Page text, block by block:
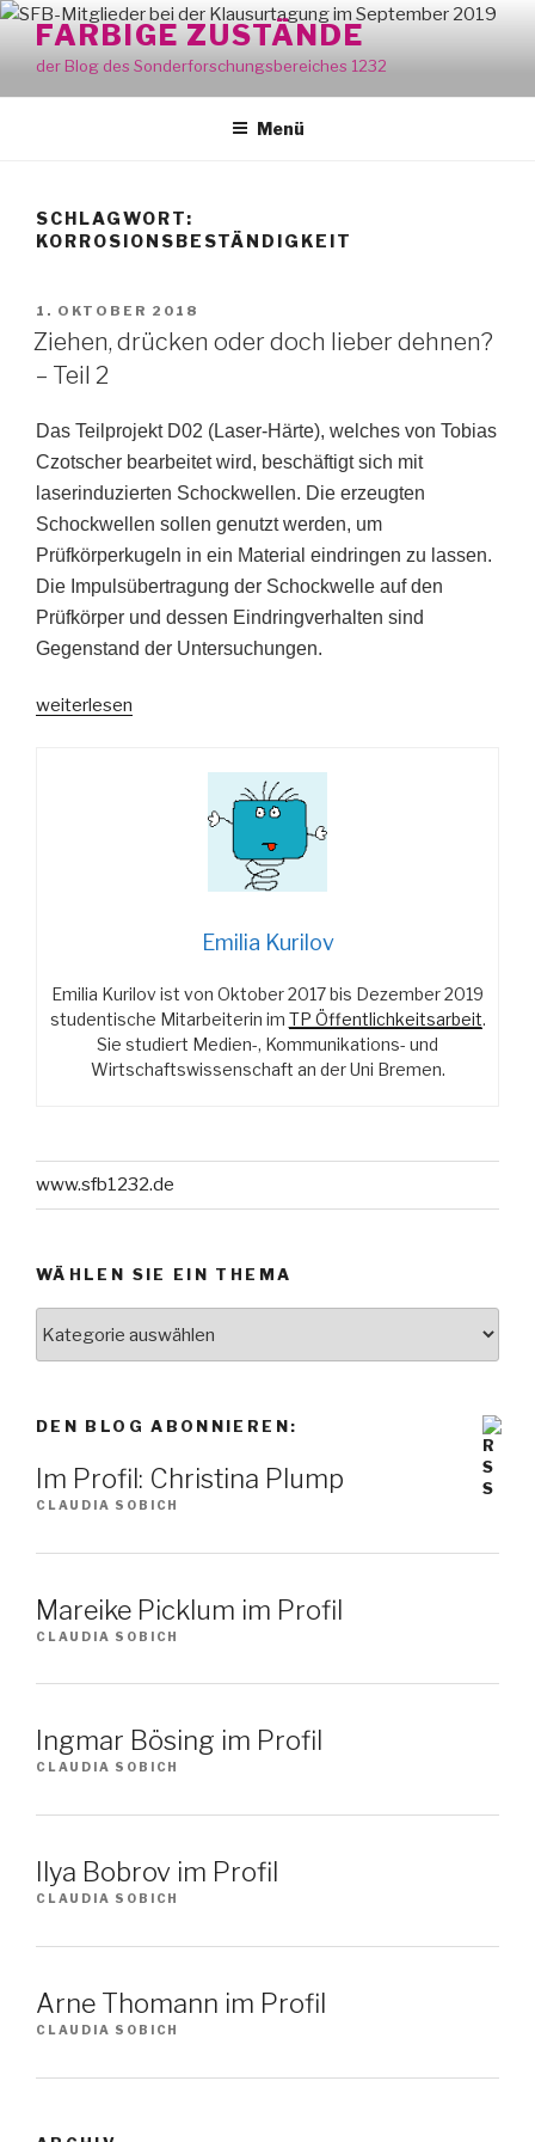
Zum
Inhalt
springen
FARBIGE ZUSTÄNDE
der Blog des Sonderforschungsbereiches 1232
Menü
SCHLAGWORT:
KORROSIONSBESTÄNDIGKEIT
VERÖFFENTLICHT
AM
1. OKTOBER 2018
Ziehen, drücken oder doch lieber dehnen?
– Teil 2
Das Teilprojekt D02 (Laser-Härte), welches von Tobias
Czotscher bearbeitet wird, beschäftigt sich mit
laserinduzierten Schockwellen. Die erzeugten
Schockwellen sollen genutzt werden, um
Prüfkörperkugeln in ein Material eindringen zu lassen.
Die Impulsübertragung der Schockwelle auf den
Prüfkörper und dessen Eindringverhalten sind
Gegenstand der Untersuchungen.
„Ziehen,
weiterlesen
Emilia Kurilov
Emilia Kurilov ist von Oktober 2017 bis Dezember 2019
studentische Mitarbeiterin im TP Öffentlichkeitsarbeit.
Sie studiert Medien-, Kommunikations- und
Wirtschaftswissenschaft an der Uni Bremen.
www.sfb1232.de
WÄHLEN SIE EIN THEMA
DEN BLOG ABONNIEREN:
Im Profil: Christina Plump
CLAUDIA SOBICH
Mareike Picklum im Profil
CLAUDIA SOBICH
Ingmar Bösing im Profil
CLAUDIA SOBICH
Ilya Bobrov im Profil
CLAUDIA SOBICH
Arne Thomann im Profil
CLAUDIA SOBICH